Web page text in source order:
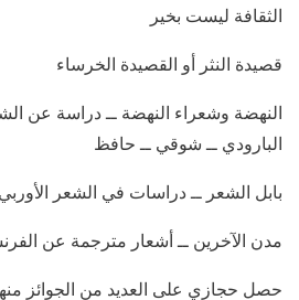
الثقافة ليست بخير
قصيدة النثر أو القصيدة الخرساء
النهضة وشعراء النهضة ــ دراسة عن
البارودي ــ شوقي ــ حافظ
بابل الشعر ــ دراسات في الشعر
مدن الآخرين ــ أشعار مترجمة عن
حصل حجازي على العديد من الجوائز